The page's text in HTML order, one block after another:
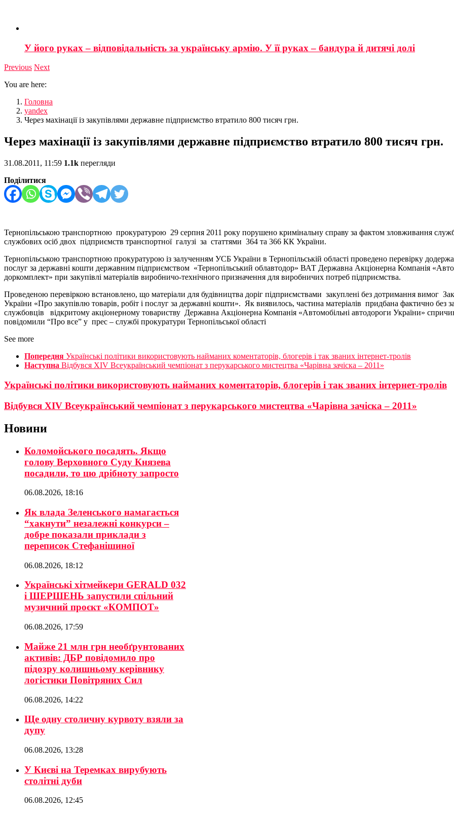
У його руках – відповідальність за українську армію. У її руках – бандура й дитячі долі
Previous Next
You are here:
Головна
yandex
Через махінації із закупівлями державне підприємство втратило 800 тисяч грн.
Через махінації із закупівлями державне підприємство втратило 800 тисяч грн.
31.08.2011, 11:59 1.1k перегляди
Поділитися
Тернопільською транспортною прокуратурою 29 серпня 2011 року порушено кримінальну справу за фактом зловживання
службових осіб двох підприємств транспортної галузі за статтями 364 та 366 КК України.
Тернопільською транспортною прокуратурою із залученням УСБ України в Тернопільській області проведено перевірку
послуг за державні кошти державним підприємством «Тернопільський облавтодор» ВАТ Державна Акціонерна Компанія
доркомплект» при закупівлі матеріалів виробничо-технічного призначення для виробничих потреб підприємства.
Проведеною перевіркою встановлено, що матеріали для будівництва доріг підприємствами закуплені без дотримання вимог
України «Про закупівлю товарів, робіт і послуг за державні кошти». Як виявилось, частина матеріалів придбана фактично без
службовців відкритому акціонерному товариству Державна Акціонерна Компанія «Автомобільні автодороги України»
повідомили “Про все” у прес – службі прокуратури Тернопільської області
See more
Попередня Українські політики використовують найманих коментаторів, блогерів і так званих інтернет-тролів
Наступна Відбувся ХІV Всеукраїнський чемпіонат з перукарського мистецтва «Чарівна зачіска – 2011»
Українські політики використовують найманих коментаторів, блогерів і так званих інтернет-тролів
Відбувся ХІV Всеукраїнський чемпіонат з перукарського мистецтва «Чарівна зачіска – 2011»
Новини
Коломойського посадять. Якщо
голову Верховного Суду Князева
посадили, то цю дрібноту запросто
06.08.2026, 18:16
Як влада Зеленського намагається
“хакнути” незалежні конкурси –
добре показали приклади з
переписок Стефанішиної
06.08.2026, 18:12
Українські хітмейкери GERALD 032
і ШЕРШЕНЬ запустили спільний
музичний проєкт «КОМПОТ»
06.08.2026, 17:59
Майже 21 млн грн необґрунтованих
активів: ДБР повідомило про
підозру колишньому керівнику
логістики Повітряних Сил
06.08.2026, 14:22
Ще одну столичну курвоту взяли за
дупу
06.08.2026, 13:28
У Києві на Теремках вирубують
столітні дуби
06.08.2026, 12:45